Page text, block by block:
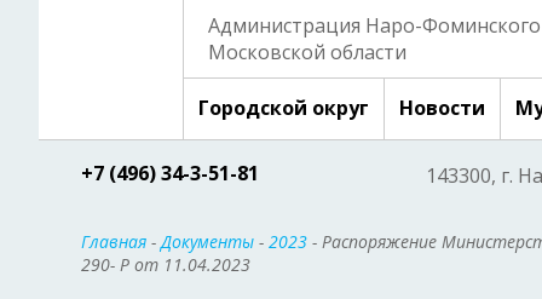
Администрация Наро-Фоминского
Московской области
Городской округ Новости
+7 (496) 34-3-51-81 143300, г.
Главная -Документы - 2023 - Распоряжение
290- Р от 11.04.2023